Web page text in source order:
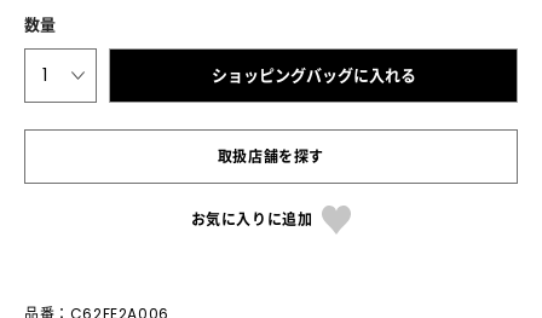
数量
1 ショッピングバッグに入れる
取扱店舗を探す
お気に入りに追加
品番：C62FE2A006